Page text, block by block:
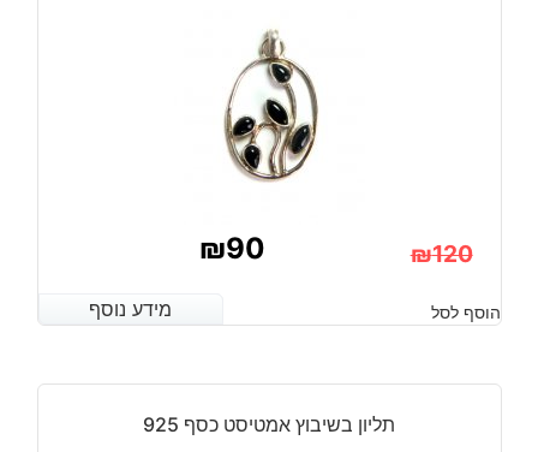
7
₪120
המקורי
היה:
₪90
הנוכחי
הוא:
מידע נוסף הוסף לסל מידע נוסף
תליון בשיבוץ אמטיסט כסף 925